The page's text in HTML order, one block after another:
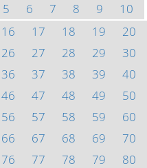
5 6 7 8 9
10
16 17 18 19
20
26 27 28 29
30
36 37 38 39
40
46 47 48 49
50
56 57 58 59
60
66 67 68 69
70
76 77 78 79
80